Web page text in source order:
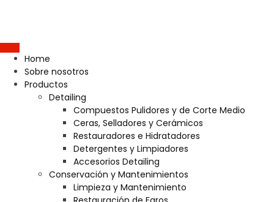
Home
Sobre nosotros
Productos
Detailing
Compuestos Pulidores y de Corte Medio
Ceras, Selladores y Cerámicos
Restauradores e Hidratadores
Detergentes y Limpiadores
Accesorios Detailing
Conservación y Mantenimientos
Limpieza y Mantenimiento